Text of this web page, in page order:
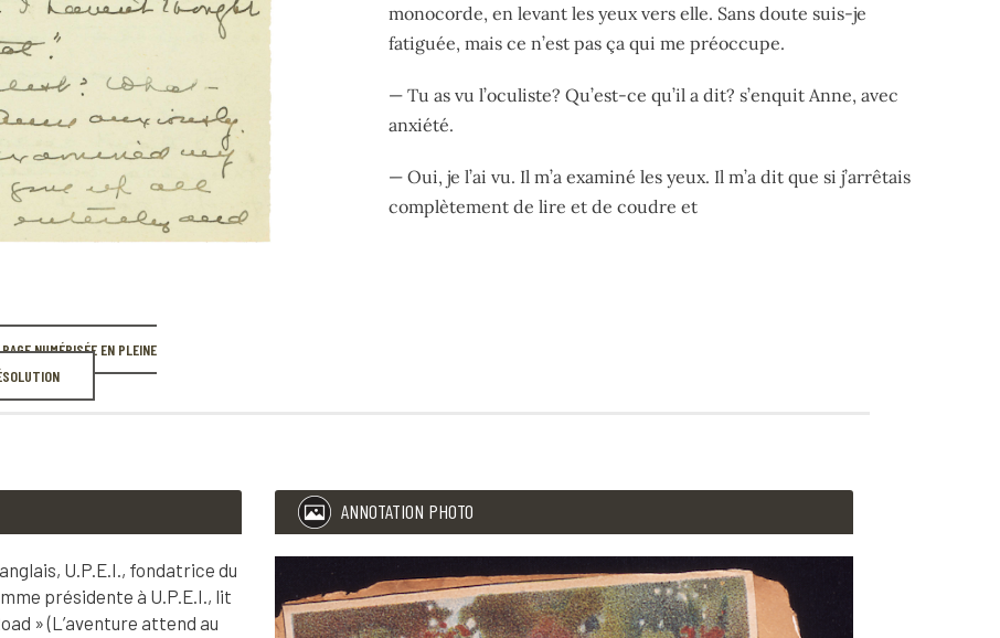
NUMÉRISÉE EN PLEINE
monocorde, en levant les yeux vers elle. Sans doute suis-je
fatiguée, mais ce n’est pas ça qui me préoccupe.
— Tu as vu l’oculiste? Qu’est-ce qu’il a dit? s’enquit Anne, avec
anxiété.
— Oui, je l’ai vu. Il m’a examiné les yeux. Il m’a dit que si j’arrêtais
complètement de lire et de coudre et
qui donna le frisson à la jeune fille. Elle n’avait jamais vu Marilla aussi
— Oui… non, je ne sais pas, répondit Marilla d’une voix monocorde, en
U.P.E.I., fondatrice du
présidente à U.P.E.I., lit
» (L’aventure attend au
ANNOTATION PHOTO